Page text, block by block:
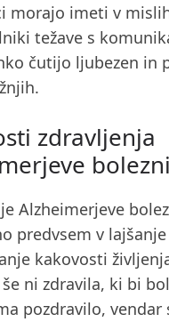
morajo imeti v
težave s
čutijo ljubezen in
zdravljenja
bolezni
Alzheimerjeve
predvsem v
kakovosti
ni zdravila, ki bi
pozdravilo, vendar